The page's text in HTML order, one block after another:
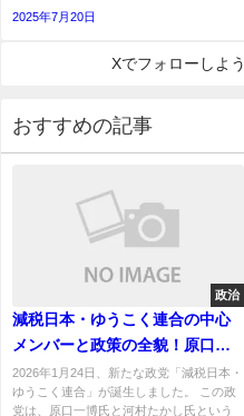
2025年7月20日
Xでフォローしよう
おすすめの記事
政治
減税日本・ゆうこく連合の中心
メンバーと政策の全貌！原口一
博と河村たかしのタッグは大丈
夫？
2026年1月24日、新たな政党「減税日本・
ゆうこく連合」が誕生しました。 この政
党は、原口一博氏と河村たかし氏という